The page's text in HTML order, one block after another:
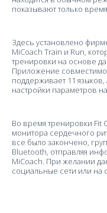
показывают только
Здесь установлено
MiCoach Train и Run,
тренировки на основе
Приложение
поддерживает 11
настройки параметров
Во время тренировки
монитора сердечного
все было закончено,
Bluetooth, отправляя
MiCoach. При желании
социальные сети или на